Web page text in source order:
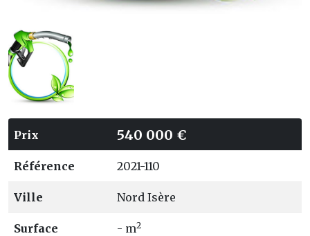
Prix 540 000 €
Référence 2021-110
Ville Nord Isère
Surface - m2